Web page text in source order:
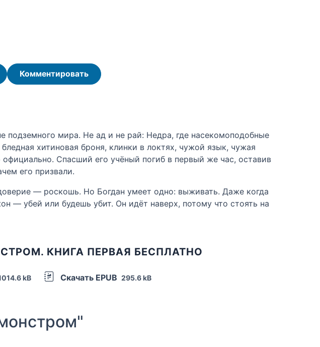
Комментировать
мира. Не ад и не рай: Недра, где насекомоподобные
хитиновая броня, клинки в локтях, чужой язык, чужая
Спасший его учёный погиб в первый же час, оставив
его призвали.
— роскошь. Но Богдан умеет одно: выживать. Даже когда
— убей или будешь убит. Он идёт наверх, потому что стоять на
КНИГА ПЕРВАЯ БЕСПЛАТНО
kB Скачать EPUB 295.6 kB